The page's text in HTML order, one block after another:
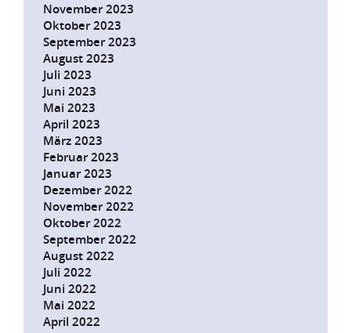
November 2023
Oktober 2023
September 2023
August 2023
Juli 2023
Juni 2023
Mai 2023
April 2023
März 2023
Februar 2023
Januar 2023
Dezember 2022
November 2022
Oktober 2022
September 2022
August 2022
Juli 2022
Juni 2022
Mai 2022
April 2022